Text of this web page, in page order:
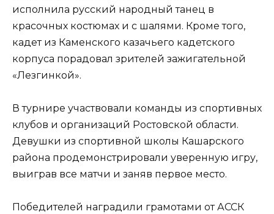
исполнила русский народный танец в
красочных костюмах и с шалями. Кроме того,
кадет из Каменского казачьего кадетского
корпуса порадовал зрителей зажигательной
«Лезгинкой».
В турнире участвовали команды из спортивных
клубов и организаций Ростовской области.
Девушки из спортивной школы Кашарского
района продемонстрировали уверенную игру,
выиграв все матчи и заняв первое место.
Победителей наградили грамотами от АССК